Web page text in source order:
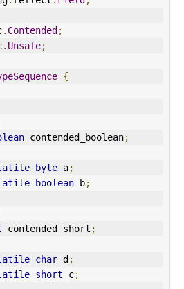
. Contended ;
. Unsafe;
{
contended_boolean;
byte a;
boolean b;
contended_short ;
char d ;
short c;